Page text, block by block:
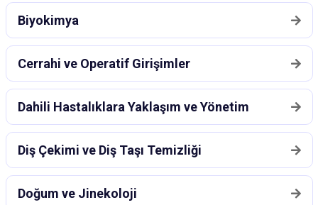
Biyokimya
Cerrahi ve Operatif Girişimler
Dahili Hastalıklara Yaklaşım ve Yönetim
Diş Çekimi ve Diş Taşı Temizliği
Doğum ve Jinekoloji